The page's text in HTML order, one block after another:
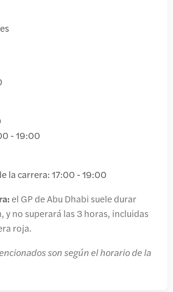
- 19:00
la carrera: 17:00 - 19:00
el GP de Abu Dhabi suele durar
y no superará las 3 horas, incluidas
roja.
son según el horario de la